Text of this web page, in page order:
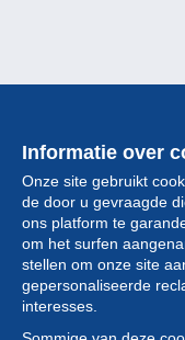
Informatie over
Onze site gebruikt
de door u gevraagde
ons platform te
om het surfen
stellen om onze site
gepersonaliseerde
interesses.
Collectie